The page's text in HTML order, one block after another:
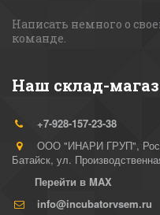
Написать немного о
команде.
Наш склад-
+7-928-157-23-38
ООО "ИНАРИ ГРУП",
Батайск, ул.
Перейти в MAX
info@incubatorvsem.ru